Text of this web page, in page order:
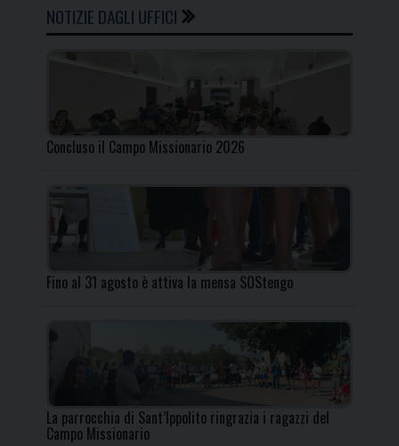
NOTIZIE DAGLI UFFICI
Concluso il Campo Missionario 2026
Fino al 31 agosto è attiva la mensa SOStengo
La parrocchia di Sant’Ippolito ringrazia i ragazzi del
Campo Missionario